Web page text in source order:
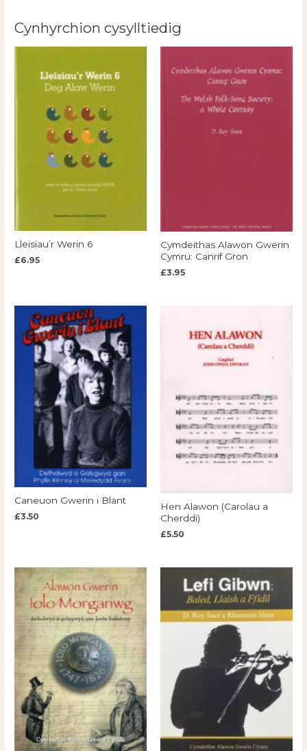
Cynhyrchion cysylltiedig
Lleisiau’r Werin 6
£6.95
Cymdeithas Alawon Gwerin
Cymru: Canrif Gron
£3.95
Caneuon Gwerin i Blant
£3.50
Hen Alawon (Carolau a
Cherddi)
£5.50